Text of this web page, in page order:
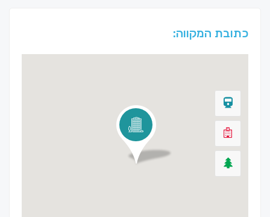
כתובת המקווה: